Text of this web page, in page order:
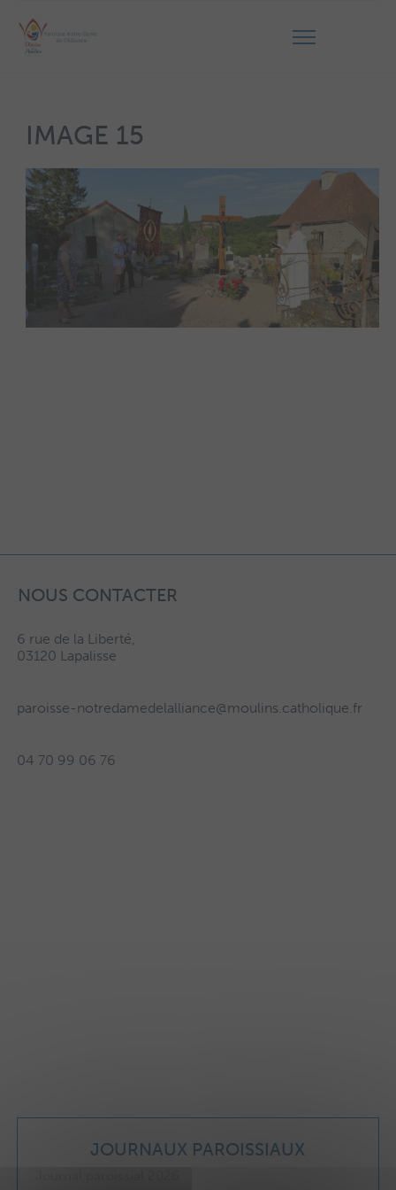
IMAGE 15
NOUS CONTACTER
6 rue de la Liberté,
03120 Lapalisse
paroisse-notredamedelalliance@moulins.catholique.fr
04 70 99 06 76
JOURNAUX PAROISSIAUX